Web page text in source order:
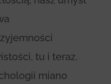
tu i teraz.
miano